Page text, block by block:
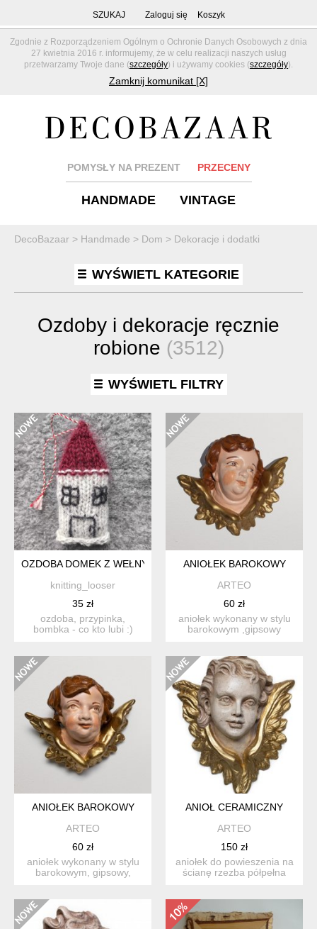
Zgodnie z Rozporządzeniem Ogólnym o Ochronie Danych Osobowych z dnia
27 kwietnia 2016 r. informujemy, że w celu realizacji naszych usług
przetwarzamy Twoje dane (szczegóły) i używamy cookies (szczegóły).
Zamknij komunikat [X]
SZUKAJ Zaloguj się Koszyk
POMYSŁY NA PREZENT PRZECENY
HANDMADE VINTAGE
DecoBazaar > Handmade > Dom > Dekoracje i dodatki
WYŚWIETL KATEGORIE
Ozdoby i dekoracje ręcznie
robione (3512)
WYŚWIETL FILTRY
OZDOBA DOMEK Z WEŁNY
knitting_looser
35 zł
ozdoba, przypinka,
bombka - co kto lubi :)
ANIOŁEK BAROKOWY
ARTEO
60 zł
aniołek wykonany w stylu
barokowym ,gipsowy
ANIOŁEK BAROKOWY
ARTEO
60 zł
aniołek wykonany w stylu
barokowym, gipsowy,
ANIOŁ CERAMICZNY
ARTEO
150 zł
aniołek do powieszenia na
ścianę rzezba półpełna